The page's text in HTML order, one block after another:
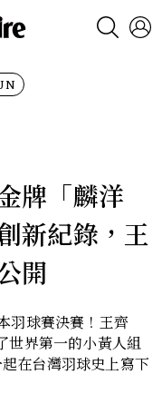
牌「麟洋
新紀錄，王
開
羽球賽決賽！王齊
世界第一的小黃人組
在台灣羽球史上寫下